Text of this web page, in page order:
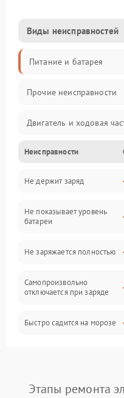
Виды неисправностей
Питание и батарея
Прочие неисправности
Двигатель и ходовая
Тормоза и безопасность
Подвеска и колеса
Электроника и
Неисправности
Не держит заряд
Не показывает уровень
батареи
Не заряжается полностью
Самопроизвольно
отключается при заряде
Быстро садится на морозе
Этапы ремонта